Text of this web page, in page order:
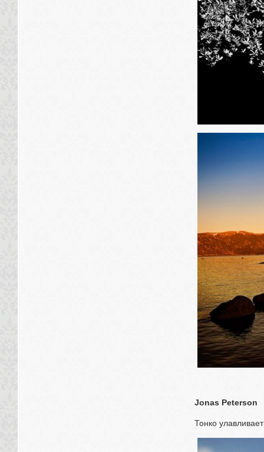
Jonas Peterson
Тонко